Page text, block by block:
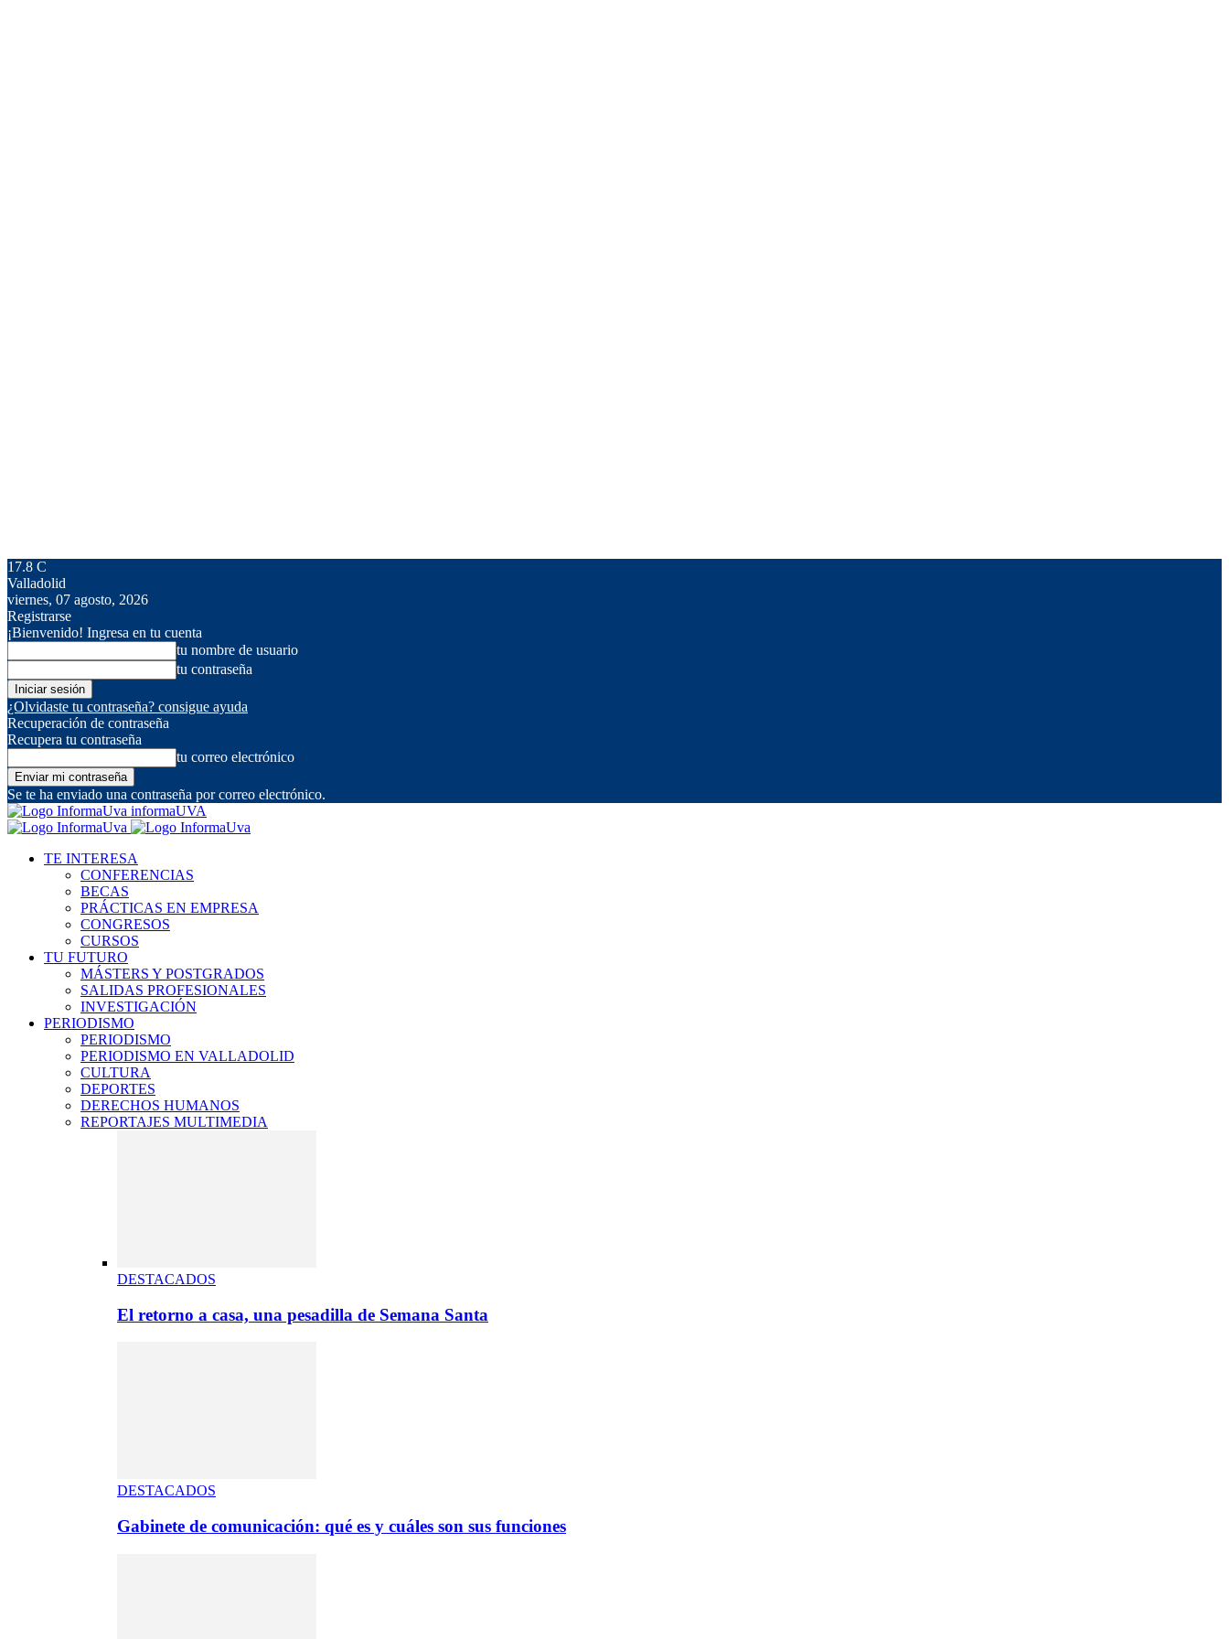
17.8 C
Valladolid
viernes, 07 agosto, 2026
Registrarse
¡Bienvenido! Ingresa en tu cuenta
tu nombre de usuario
tu contraseña
¿Olvidaste tu contraseña? consigue ayuda
Recuperación de contraseña
Recupera tu contraseña
tu correo electrónico
Se te ha enviado una contraseña por correo electrónico.
informaUVA
TE INTERESA
CONFERENCIAS
BECAS
PRÁCTICAS EN EMPRESA
CONGRESOS
CURSOS
TU FUTURO
MÁSTERS Y POSTGRADOS
SALIDAS PROFESIONALES
INVESTIGACIÓN
PERIODISMO
PERIODISMO
PERIODISMO EN VALLADOLID
CULTURA
DEPORTES
DERECHOS HUMANOS
REPORTAJES MULTIMEDIA
DESTACADOS
El retorno a casa, una pesadilla de Semana Santa
DESTACADOS
Gabinete de comunicación: qué es y cuáles son sus funciones